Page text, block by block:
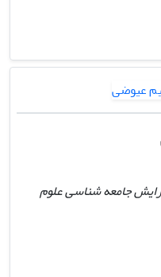
جامعه شناسی علوم